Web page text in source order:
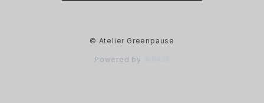
© Atelier Greenpause
Powered by